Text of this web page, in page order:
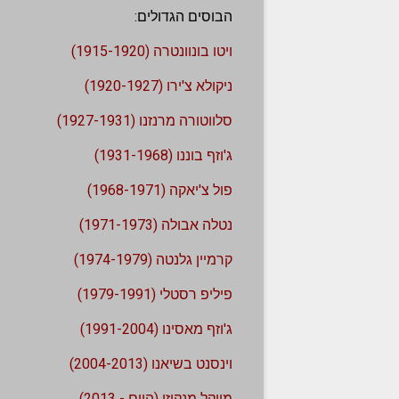
הבוסים הגדולים:
ויטו בונוונטרה (1915-1920)
ניקולא צ'ירו (1920-1927)
סלווטורה מרנזנו (1927-1931)
ג'וזף בוננו (1931-1968)
פול צ'יאקה (1968-1971)
נטלה אבולה (1971-1973)
קרמיין גלנטה (1974-1979)
פיליפ רסטלי (1979-1991)
ג'וזף מאסינו (1991-2004)
וינסנט בשיאנו (2004-2013)